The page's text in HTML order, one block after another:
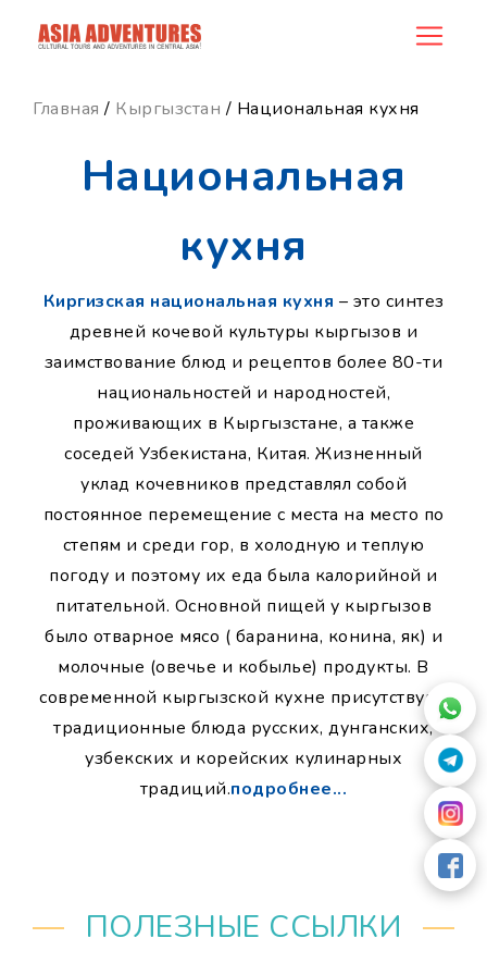
ncategory_id
Главная / Кыргызстан / Национальная кухня
Национальная
кухня
Киргизская национальная кухня – это синтез
древней кочевой культуры кыргызов и
заимствование блюд и рецептов более 80-ти
национальностей и народностей,
проживающих в Кыргызстане, а также
соседей Узбекистана, Китая. Жизненный
уклад кочевников представлял собой
постоянное перемещение с места на место по
степям и среди гор, в холодную и теплую
погоду и поэтому их еда была калорийной и
питательной. Основной пищей у кыргызов
было отварное мясо ( баранина, конина, як) и
молочные (овечье и кобылье) продукты. В
современной кыргызской кухне присутствуют
традиционные блюда русских, дунганских,
узбекских и корейских кулинарных
традиций.подробнее...
ПОЛЕЗНЫЕ ССЫЛКИ